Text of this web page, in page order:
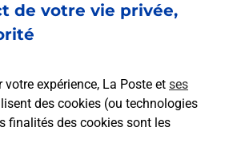
de votre vie privée,
votre expérience, La Poste et ses
des cookies (ou technologies
finalités des cookies sont les
d’acheter un
depuis un
une
de livraison ?